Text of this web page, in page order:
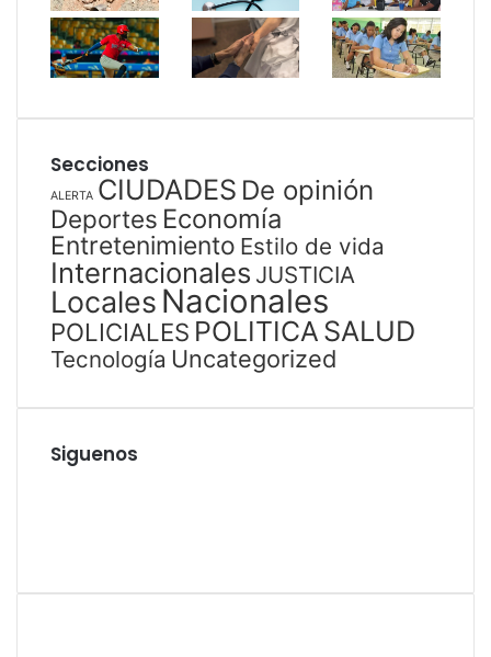
Secciones
ALERTA CIUDADES De opinión
Deportes Economía
Entretenimiento Estilo de vida
Internacionales JUSTICIA
Locales Nacionales
POLICIALES POLITICA SALUD
Tecnología Uncategorized
Siguenos